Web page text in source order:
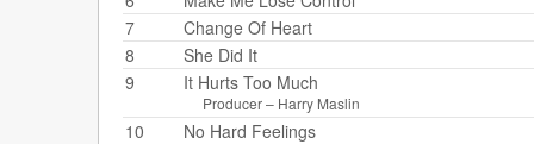
7
Change Of Heart
8
She Did It
9
It Hurts Too Much
Producer – Harry Maslin
10 No Hard Feelings